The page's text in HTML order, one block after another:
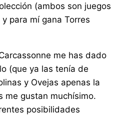
(ambos son juegos
para mí gana Torres
me has dado
(que ya las tenía de
y Ovejas apenas la
me gustan muchísimo.
posibilidades